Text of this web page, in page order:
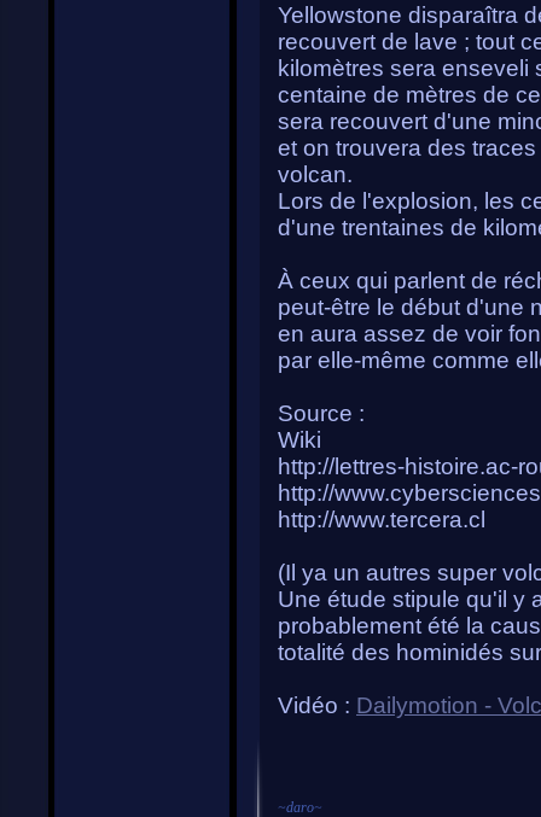
Yellowstone disparaîtra
recouvert de lave ; tout
kilomètres sera
centaine de mètres de
sera recouvert d'une
et on trouvera des
volcan.
Lors de l'explosion, les
d'une trentaines de
À ceux qui parlent de
peut-être le début d'une
en aura assez de voir
par elle-même comme
Source :
Wiki
http://lettres-histoire.ac-
http://
http://www.tercera.cl
(Il ya un autres super
Une étude stipule qu'il y
probablement été la
totalité des hominidés
Vidéo : Dailymotion -
~daro~